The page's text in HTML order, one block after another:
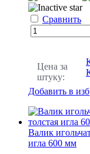
Сравнить
Цена за
штуку:
Добавить в
Валик
игла 600 мм